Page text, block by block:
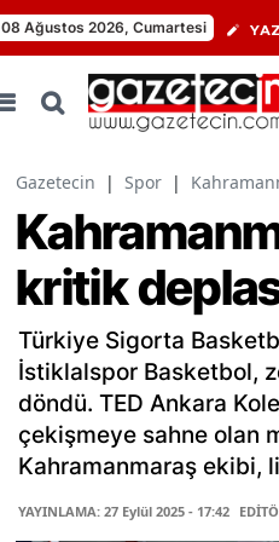
08 Ağustos 2026, Cumartesi
Gazetecin | Spor |
kritik
Türkiye Sigorta
İstiklalspor Basketbol,
döndü. TED Ankara
çekişmeye sahne olan
Kahramanmaraş ekibi,
YAYINLAMA: 27 Eylül 2025 - 17:42